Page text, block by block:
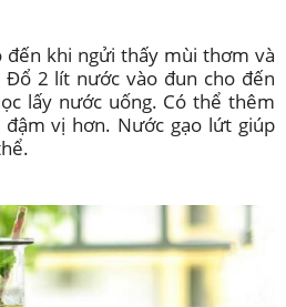
đến khi ngửi thấy mùi thơm và
2 lít nước vào đun cho đến
lấy nước uống. Có thể thêm
vị hơn. Nước gạo lứt giúp